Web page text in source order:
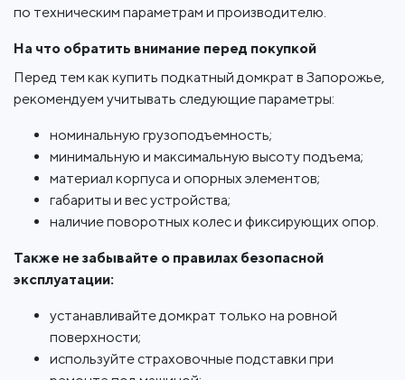
по техническим параметрам и производителю.
На что обратить внимание перед покупкой
Перед тем как купить подкатный домкрат в Запорожье,
рекомендуем учитывать следующие параметры:
номинальную грузоподъемность;
минимальную и максимальную высоту подъема;
материал корпуса и опорных элементов;
габариты и вес устройства;
наличие поворотных колес и фиксирующих опор.
Также не забывайте о правилах безопасной
эксплуатации:
устанавливайте домкрат только на ровной
поверхности;
используйте страховочные подставки при